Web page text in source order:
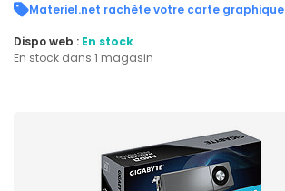
Materiel.net rachète votre carte graphique
Dispo web : En stock
En stock dans 1 magasin